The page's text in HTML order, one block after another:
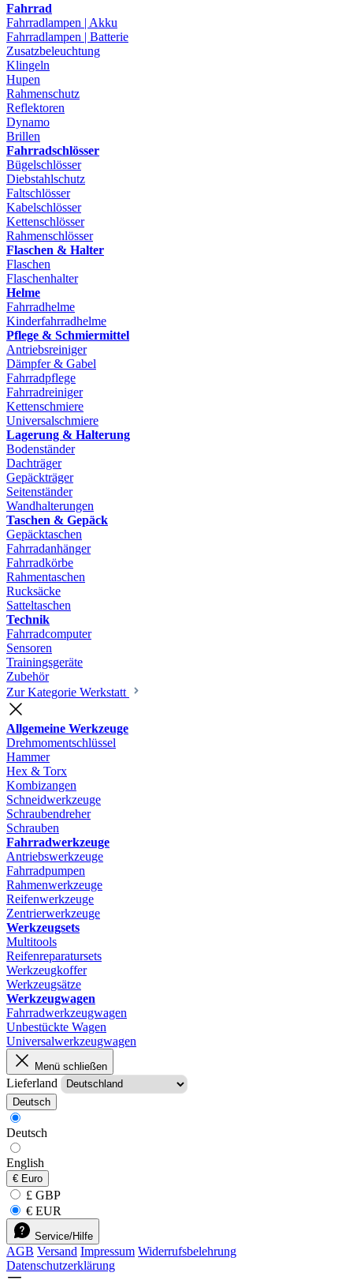
Fahrrad
Fahrradlampen | Akku
Fahrradlampen | Batterie
Zusatzbeleuchtung
Klingeln
Hupen
Rahmenschutz
Reflektoren
Dynamo
Brillen
Fahrradschlösser
Bügelschlösser
Diebstahlschutz
Faltschlösser
Kabelschlösser
Kettenschlösser
Rahmenschlösser
Flaschen & Halter
Flaschen
Flaschenhalter
Helme
Fahrradhelme
Kinderfahrradhelme
Pflege & Schmiermittel
Antriebsreiniger
Dämpfer & Gabel
Fahrradpflege
Fahrradreiniger
Kettenschmiere
Universalschmiere
Lagerung & Halterung
Bodenständer
Dachträger
Gepäckträger
Seitenständer
Wandhalterungen
Taschen & Gepäck
Gepäcktaschen
Fahrradanhänger
Fahrradkörbe
Rahmentaschen
Rucksäcke
Satteltaschen
Technik
Fahrradcomputer
Sensoren
Trainingsgeräte
Zubehör
Zur Kategorie Werkstatt
Allgemeine Werkzeuge
Drehmomentschlüssel
Hammer
Hex & Torx
Kombizangen
Schneidwerkzeuge
Schraubendreher
Schrauben
Fahrradwerkzeuge
Antriebswerkzeuge
Fahrradpumpen
Rahmenwerkzeuge
Reifenwerkzeuge
Zentrierwerkzeuge
Werkzeugsets
Multitools
Reifenreparatursets
Werkzeugkoffer
Werkzeugsätze
Werkzeugwagen
Fahrradwerkzeugwagen
Unbestückte Wagen
Universalwerkzeugwagen
Menü schließen
Lieferland
Deutsch
Deutsch
English
€ Euro
£ GBP
€ EUR
Service/Hilfe
AGB Versand Impressum Widerrufsbelehrung
Datenschutzerklärung